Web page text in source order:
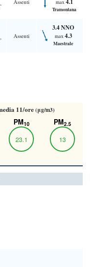
Assenti max 4.1
Tramontana
Assenti
3.4 NNO
max 4.3
Maestrale
11/ore(μg/m3)
PM10
23.1
PM2.5
13